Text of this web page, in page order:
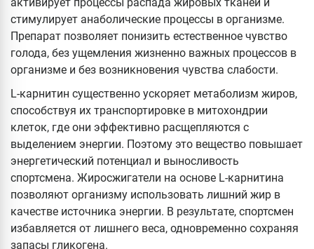
активирует процессы распада жировых тканей и
стимулирует анаболические процессы в организме.
Препарат позволяет понизить естественное чувство
голода, без ущемления жизненно важных процессов в
организме и без возникновения чувства слабости.
L-карнитин существенно ускоряет метаболизм жиров,
способствуя их транспортировке в митохондрии
клеток, где они эффективно расщепляются с
выделением энергии. Поэтому это вещество повышает
энергетический потенциал и выносливость
спортсмена. Жиросжигатели на основе L-карнитина
позволяют организму использовать лишний жир в
качестве источника энергии. В результате, спортсмен
избавляется от лишнего веса, одновременно сохраняя
запасы гликогена.